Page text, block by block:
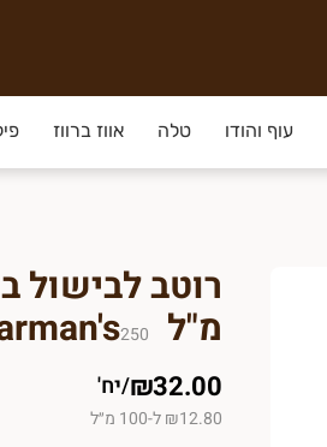
עוף והודו טלה אווז ברווז
מ"ל Ina Paarman's 250
₪32.00
/יח'
₪12.80 ל-100 מ״ל